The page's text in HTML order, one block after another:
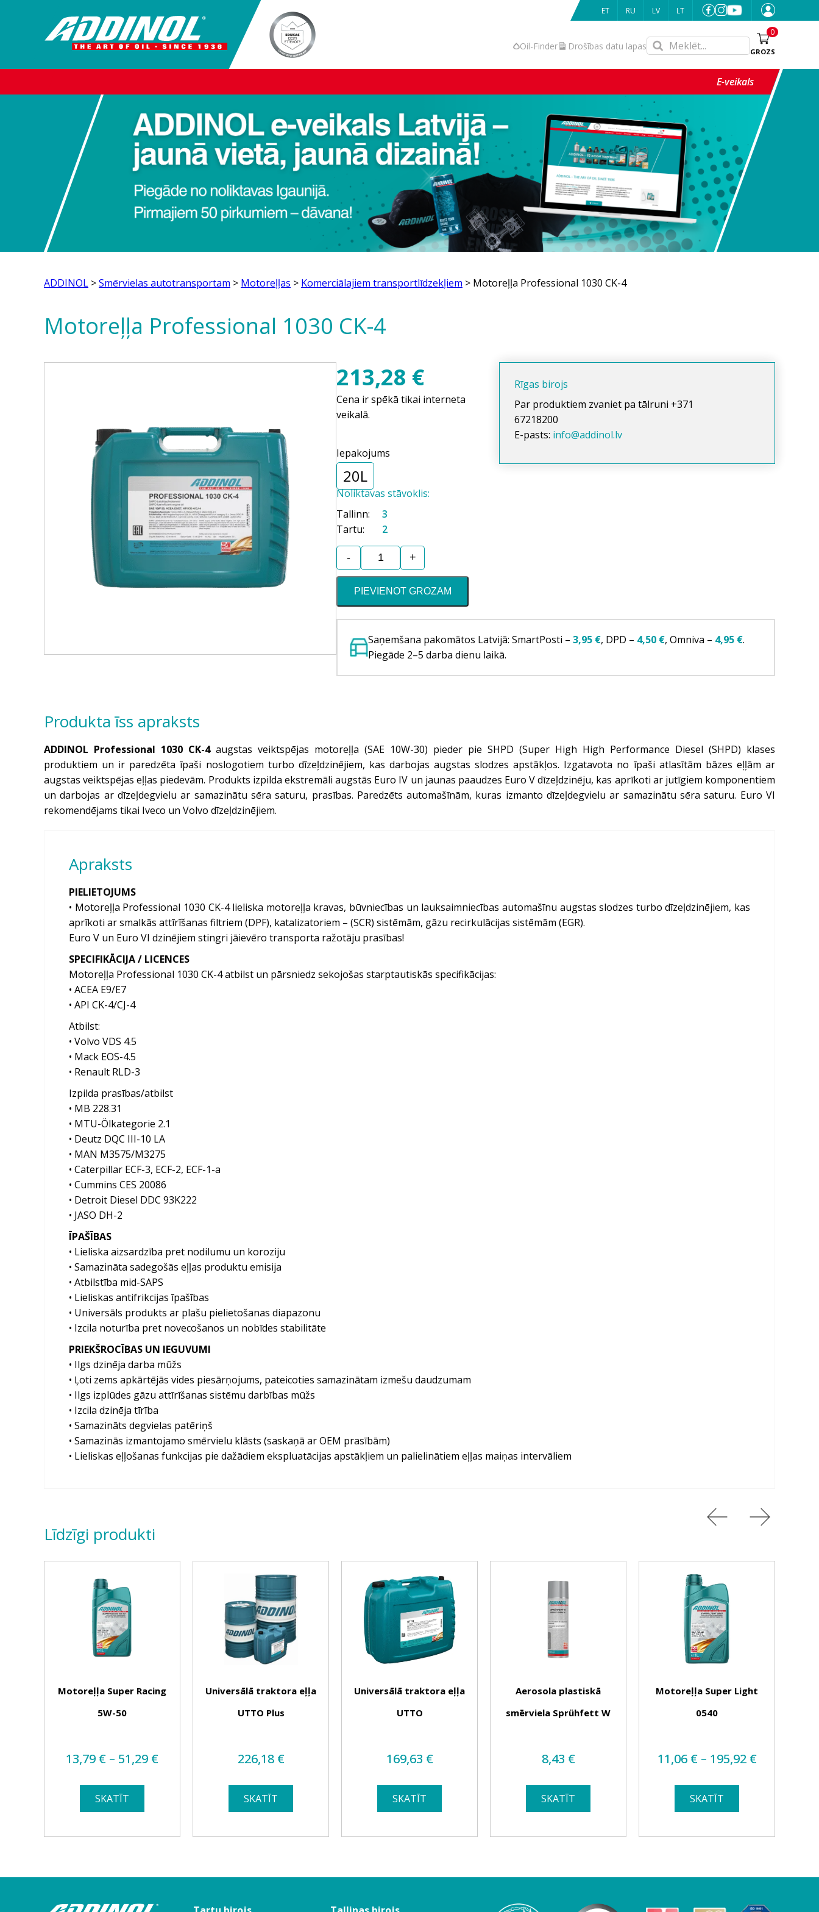
ET RU LV LT
Oil-Finder Drošības datu lapas GROZS
0
E-veikals
ADDINOL >Smērvielas autotransportam > Motoreļļas > Komerciālajiem transportlīdzekļiem > Motoreļļa Professional 1030 CK-4
Motoreļļa Professional 1030 CK-4
213,28 €
Cena ir spēkā tikai interneta
veikalā.
Iepakojums
20L
Noliktavas stāvoklis:
Tallinn:
3
Tartu:
2
-
Motoreļļa
Professional
1030
4
quantity
+
PIEVIENOT GROZAM
Rīgas birojs
Par produktiem zvaniet pa tālruni +371
67218200
E-pasts: info@addinol.lv
Saņemšana pakomātos Latvijā: SmartPosti – 3,95 €, DPD – 4,50 €, Omniva – 4,95 €.
Piegāde 2–5 darba dienu laikā.
Produkta īss apraksts
ADDINOL Professional 1030 CK-4augstas veiktspējas motoreļļa (SAE 10W-30) pieder pie SHPD (Super High High Performance Diesel (SHPD) klases
produktiem un ir paredzēta īpaši noslogotiem turbo dīzeļdzinējiem, kas darbojas augstas slodzes apstākļos. Izgatavota no īpaši atlasītām bāzes eļļām ar
augstas veiktspējas eļļas piedevām. Produkts izpilda ekstremāli augstās Euro IV un jaunas paaudzes Euro V dīzeļdzinēju, kas aprīkoti ar jutīgiem komponentiem
un darbojas ar dīzeļdegvielu ar samazinātu sēra saturu, prasības. Paredzēts automašīnām, kuras izmanto dīzeļdegvielu ar samazinātu sēra saturu. Euro VI
rekomendējams tikai Iveco un Volvo dīzeļdzinējiem.
Apraksts
PIELIETOJUMS
• Motoreļļa Professional 1030 CK-4 lieliska motoreļļa kravas, būvniecības un lauksaimniecības automašīnu augstas slodzes turbo dīzeļdzinējiem, kas
aprīkoti ar smalkās attīrīšanas filtriem (DPF), katalizatoriem – (SCR) sistēmām, gāzu recirkulācijas sistēmām (EGR).
Euro V un Euro VI dzinējiem stingri jāievēro transporta ražotāju prasības!
SPECIFIKĀCIJA / LICENCES
Motoreļļa Professional 1030 CK-4 atbilst un pārsniedz sekojošas starptautiskās specifikācijas:
• ACEA E9/E7
• API CK-4/CJ-4
Atbilst:
• Volvo VDS 4.5
• Mack EOS-4.5
• Renault RLD-3
Izpilda prasības/atbilst
• MB 228.31
• MTU-Ölkategorie 2.1
• Deutz DQC III-10 LA
• MAN M3575/M3275
• Caterpillar ECF-3, ECF-2, ECF-1-a
• Cummins CES 20086
• Detroit Diesel DDC 93K222
• JASO DH-2
ĪPAŠĪBAS
• Lieliska aizsardzība pret nodilumu un koroziju
• Samazināta sadegošās eļļas produktu emisija
• Atbilstība mid-SAPS
• Lieliskas antifrikcijas īpašības
• Universāls produkts ar plašu pielietošanas diapazonu
• Izcila noturība pret novecošanos un nobīdes stabilitāte
PRIEKŠROCĪBAS UN IEGUVUMI
• Ilgs dzinēja darba mūžs
• Ļoti zems apkārtējās vides piesārņojums, pateicoties samazinātam izmešu daudzumam
• Ilgs izplūdes gāzu attīrīšanas sistēmu darbības mūžs
• Izcila dzinēja tīrība
• Samazināts degvielas patēriņš
• Samazinās izmantojamo smērvielu klāsts (saskaņā ar OEM prasībām)
• Lieliskas eļļošanas funkcijas pie dažādiem ekspluatācijas apstākļiem un palielinātiem eļļas maiņas intervāliem
Līdzīgi produkti
Motoreļļa Super Racing
5W-50
13,79 € – 51,29 €Price
SKATĪT
Universālā traktora eļļa
UTTO Plus
226,18 €
SKATĪT
Universālā traktora eļļa
UTTO
169,63 €
SKATĪT
Aerosola plastiskā
smērviela Sprühfett W
8,43 €
SKATĪT
Motoreļļa Super Light
0540
11,06 € – 195,92 €Price
SKATĪT